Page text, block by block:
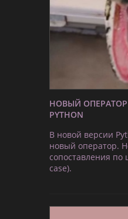
НОВЫЙ ОПЕРАТОР
PYTHON
В новой версии
новый оператор.
сопоставления по
case).